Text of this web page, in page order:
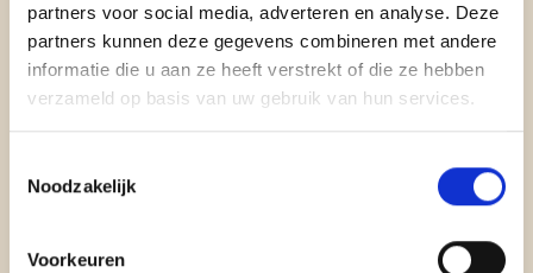
partners voor social media, adverteren en analyse. Deze
partners kunnen deze gegevens combineren met andere
informatie die u aan ze heeft verstrekt of die ze hebben
verzameld op basis van uw gebruik van hun services.
Noodzakelijk
Voorkeuren